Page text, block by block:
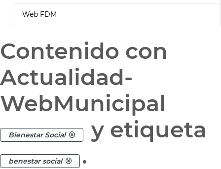
Web FDM
Contenido con
Actualidad-
WebMunicipal
Bienestar Social y etiqueta
benestar social .